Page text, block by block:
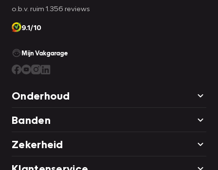
o.b.v. ruim 1.356 reviews
9.1/10
Mijn Vakgarage
Onderhoud
Banden
Zekerheid